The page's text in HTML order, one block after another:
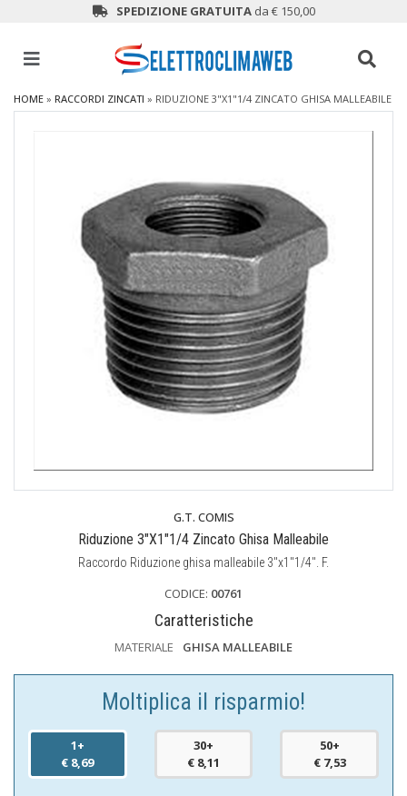
SPEDIZIONE GRATUITAda € 150,00
HOME » RACCORDI ZINCATI » RIDUZIONE 3"X1"1/4 ZINCATO GHISA MALLEABILE
G.T. COMIS
Riduzione 3"X1"1/4 Zincato Ghisa Malleabile
Raccordo Riduzione ghisa malleabile 3"x1"1/4". F.
CODICE: 00761
Caratteristiche
MATERIALE GHISA MALLEABILE
Moltiplica il risparmio!
1+
€ 8,69
30+
€ 8,11
50+
€ 7,53